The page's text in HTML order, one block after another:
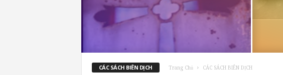
CÁC SÁCH BIÊN DỊCH Trang Chủ CÁC SÁCH BIÊN DỊCH